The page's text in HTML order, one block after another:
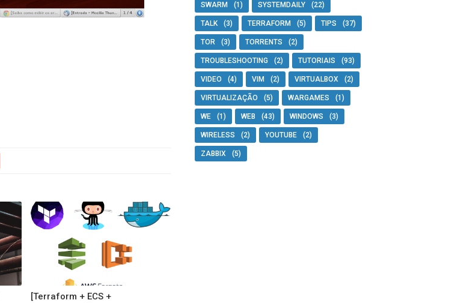
[Terraform + ECS +
SWARM (1) SYSTEMDAILY (22)
TALK (3) TERRAFORM (5) TIPS (37)
TOR (3) TORRENTS (2)
TROUBLESHOOTING (2) TUTORIAIS (93)
VIDEO (4) VIM (2) VIRTUALBOX (2)
VIRTUALIZAÇÃO (5) WARGAMES (1)
WE (1) WEB (43) WINDOWS (3)
WIRELESS (2) YOUTUBE (2)
ZABBIX (5)